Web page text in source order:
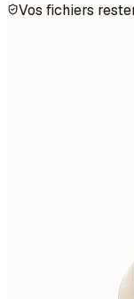
Vos fichiers